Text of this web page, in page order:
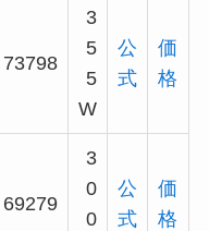
73798
3
5
5
W
公
式
価
格
69279
3
0
0
公
式
価
格